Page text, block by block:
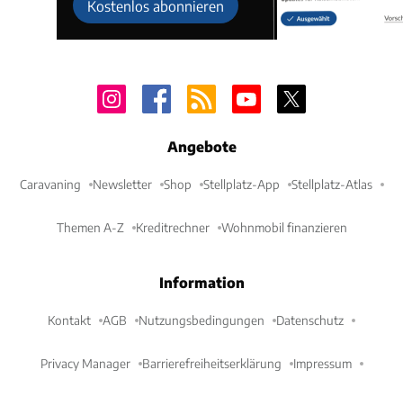
Kostenlos abonnieren
Angebote
Caravaning Newsletter Shop Stellplatz-App Stellplatz-Atlas
Themen A-Z Kreditrechner Wohnmobil finanzieren
Information
Kontakt AGB Nutzungsbedingungen Datenschutz
Privacy Manager Barrierefreiheitserklärung Impressum